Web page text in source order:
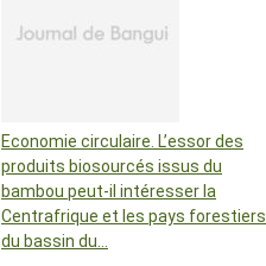
Economie circulaire. L’essor des
produits biosourcés issus du
bambou peut-il intéresser la
Centrafrique et les pays forestiers
du bassin du…